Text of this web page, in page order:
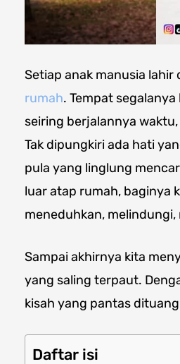
Setiap anak manusia
rumah. Tempat
seiring berjalannya
Tak dipungkiri ada hati
pula yang linglung
luar atap rumah, baginya
meneduhkan,
Sampai akhirnya kita
yang saling terpaut.
kisah yang pantas
Daftar isi